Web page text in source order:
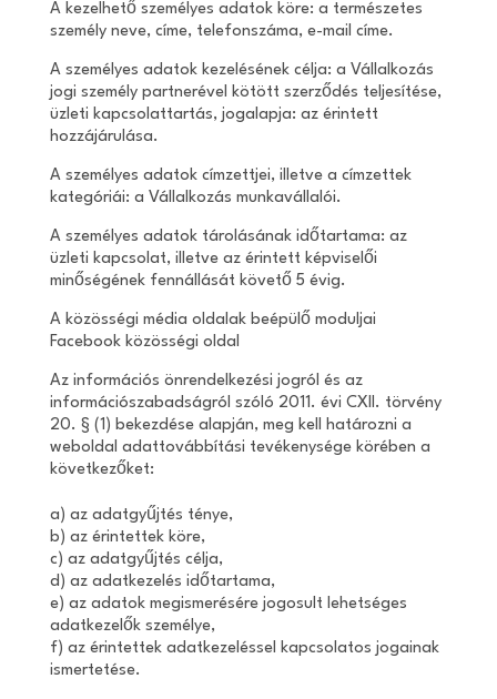
A kezelhető személyes adatok köre: a természetes
személy neve, címe, telefonszáma, e-mail címe.
A személyes adatok kezelésének célja: a Vállalkozás
jogi személy partnerével kötött szerződés teljesítése,
üzleti kapcsolattartás, jogalapja: az érintett
hozzájárulása.
A személyes adatok címzettjei, illetve a címzettek
kategóriái: a Vállalkozás munkavállalói.
A személyes adatok tárolásának időtartama: az
üzleti kapcsolat, illetve az érintett képviselői
minőségének fennállását követő 5 évig.
A közösségi média oldalak beépülő moduljai
Facebook közösségi oldal
Az információs önrendelkezési jogról és az
információszabadságról szóló 2011. évi CXII. törvény
20. § (1) bekezdése alapján, meg kell határozni a
weboldal adattovábbítási tevékenysége körében a
következőket:
a) az adatgyűjtés ténye,
b) az érintettek köre,
c) az adatgyűjtés célja,
d) az adatkezelés időtartama,
e) az adatok megismerésére jogosult lehetséges
adatkezelők személye,
f) az érintettek adatkezeléssel kapcsolatos jogainak
ismertetése.